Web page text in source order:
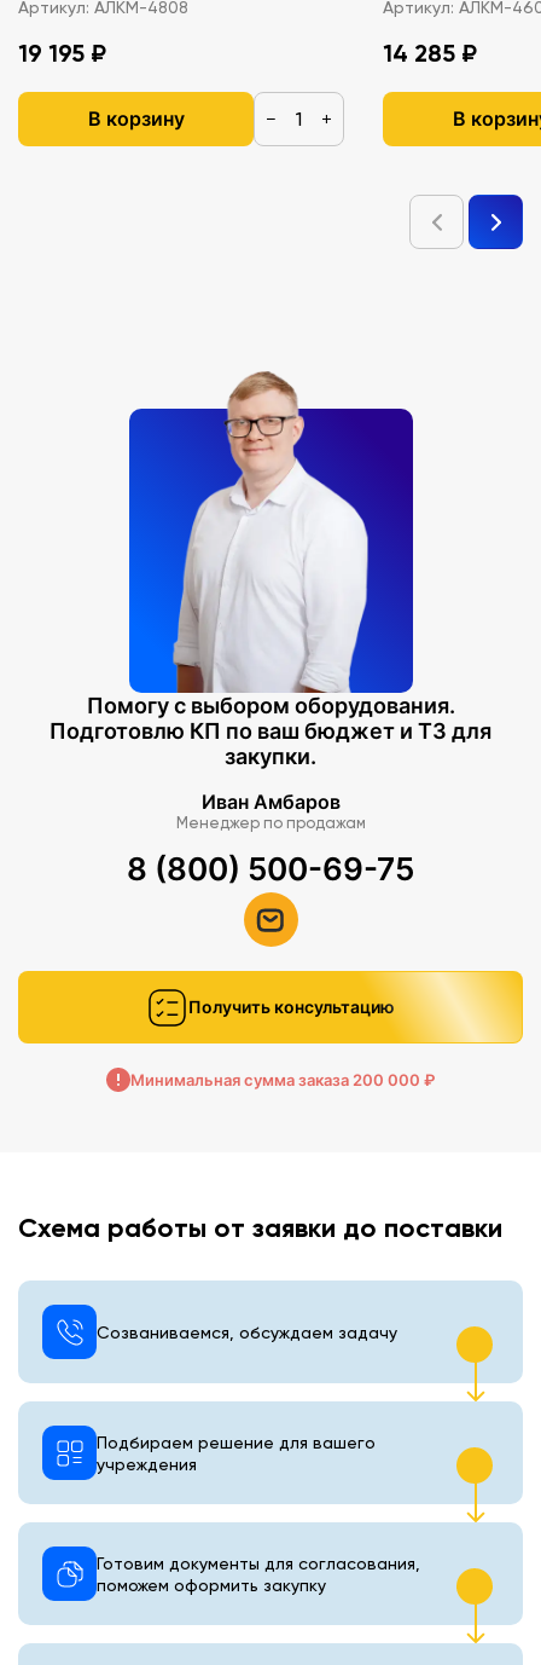
Артикул: АЛКМ-4808
19 195 ₽
В корзину − +
Артикул: АЛКМ-
14 285 ₽
В
Помогу с выбором оборудования.
Подготовлю КП по ваш бюджет и ТЗ для
закупки.
Иван Амбаров
Менеджер по продажам
8 (800) 500-69-75
Получить консультацию
Минимальная сумма заказа 200 000 ₽
Схема работы от заявки до поставки
Созваниваемся, обсуждаем задачу
Подбираем решение для вашего
учреждения
Готовим документы для согласования,
поможем оформить закупку